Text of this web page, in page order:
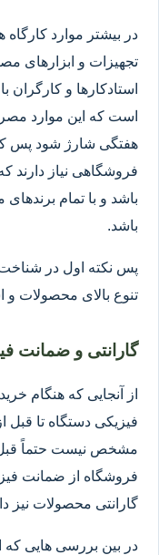
در بیشتر موارد کارگاه
تجهیزات و ابزارهای
استادکارها و کارگران
است که این موارد
هفتگی شارژ شود پس
فروشگاهی نیاز دارند
باشد و با تمام
باشد.
پس نکته اول در
تنوع بالای محصولات و
گارانتی و ضمانت
از آنجایی که هنگام
فیزیکی دستگاه تا
مشخص نیست حتماً قبل
فروشگاه از ضمانت
گارانتی محصولات نیز
در بین بررسی هایی که